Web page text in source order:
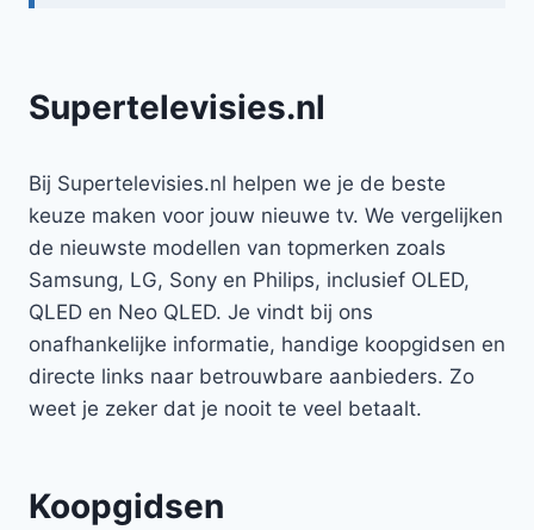
Supertelevisies.nl
Bij Supertelevisies.nl helpen we je de beste
keuze maken voor jouw nieuwe tv. We vergelijken
de nieuwste modellen van topmerken zoals
Samsung, LG, Sony en Philips, inclusief OLED,
QLED en Neo QLED. Je vindt bij ons
onafhankelijke informatie, handige koopgidsen en
directe links naar betrouwbare aanbieders. Zo
weet je zeker dat je nooit te veel betaalt.
Koopgidsen